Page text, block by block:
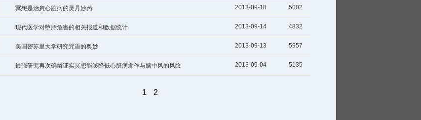
冥想是治愈心脏病的灵丹妙药 2013-09-18 5002
现代医学对堕胎危害的相关报道和数据统计 2013-09-14 4832
美国密苏里大学研究咒语的奥妙 2013-09-13 5957
最强研究再次确凿证实冥想能够降低心脏病发作与脑中风的风险 2013-09-04 5135
1 2